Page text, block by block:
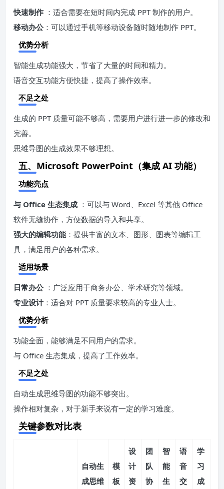
快速制作 ：适合需要在短时间内完成 PPT 制作的用户。
移动办公 ：可以通过手机等移动设备随时随地制作 PPT。
优势分析
智能生成功能强大，节省了大量的时间和精力。
语音交互功能方便快捷，提高了操作效率。
不足之处
生成的 PPT 质量可能不够高，需要用户进行进一步的修改和
完善。
思维导图的生成效果不够理想。
五、Microsoft PowerPoint（集成 AI 功能）
功能亮点
与 Office 生态集成 ：可以与 Word、Excel 等其他 Office
软件无缝协作，方便数据的导入和共享。
强大的编辑功能：提供丰富的文本、图形、图表等编辑工
具，满足用户的各种需求。
适用场景
日常办公 ：广泛应用于商务办公、学术研究等领域。
专业设计：适合对 PPT 质量要求较高的专业人士。
优势分析
功能全面，能够满足不同用户的需求。
与 Office 生态集成，提高了工作效率。
不足之处
自动生成思维导图的功能不够突出。
操作相对复杂，对于新手来说有一定的学习难度。
关键参数对比表
自动生
成思维
模
板
设
计
资
团
队
协
智
能
生
语
音
交
学
习
成